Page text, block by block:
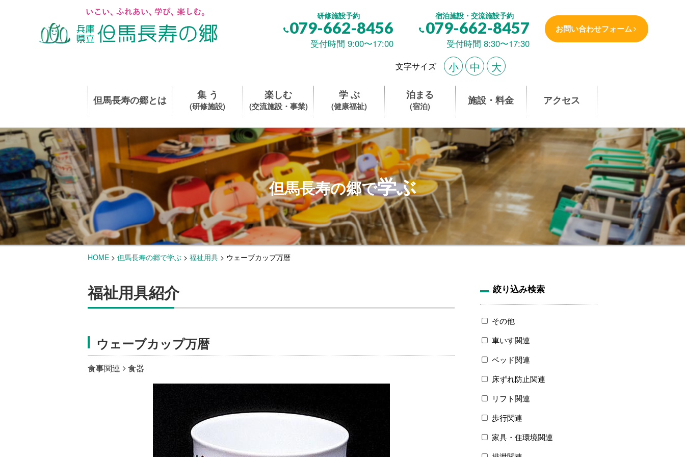
研修施設予約
079-662-8456
受付時間 9:00〜17:00
宿泊施設・交流施設予約
079-662-8457
受付時間 8:30〜17:30
お問い合わせフォーム
文字サイズ 小 中 大
但馬長寿の郷とは 集 う
(研修施設)
楽しむ
(交流施設・事業)
学 ぶ
(健康福祉)
泊まる
(宿泊) 施設・料金 アクセス
但馬長寿の郷で学ぶ
HOME > 但馬長寿の郷で学ぶ > 福祉用具 > ウェーブカップ万暦
福祉用具紹介
ウェーブカップ万暦
食事関連 食器
絞り込み検索
その他
車いす関連
ベッド関連
床ずれ防止関連
リフト関連
歩行関連
家具・住環境関連